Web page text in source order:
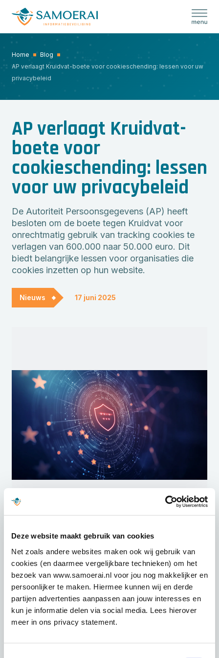
Deze website maakt gebruik van cookies
Net zoals andere websites maken ook wij gebruik van
cookies (en daarmee vergelijkbare technieken) om het
bezoek van www.samoerai.nl voor jou nog makkelijker en
persoonlijker te maken. Hiermee kunnen wij en derde
partijen advertenties aanpassen aan jouw interesses en
kun je informatie delen via social media. Lees hierover
meer in ons privacy statement.
Home
Blog
AP verlaagt Kruidvat-boete voor cookieschending: lessen voor uw
privacybeleid
AP verlaagt Kruidvat-
boete voor
cookieschending: lessen
voor uw privacybeleid
De Autoriteit Persoonsgegevens (AP) heeft
besloten om de boete tegen Kruidvat voor
onrechtmatig gebruik van tracking cookies te
verlagen van 600.000 naar 50.000 euro. Dit
biedt belangrijke lessen voor organisaties die
cookies inzetten op hun website.
Nieuws 17 juni 2025
Het onderzoek startte eind 2019 toen de AP
constateerde dat Kruidvat.nlzonder toestemming
gevoelige persoonsgegevens verzamelde van
website bezoekers. De cookiebanner van Kruidvat
stond standaard ingesteld op akkoord met tracking,
wat in strijd is met de AVG-vereisten. Via deze
cookies verzamelde Kruidvat gedetailleerde
bezochte pagina’s, winkelmandje-inhoud en